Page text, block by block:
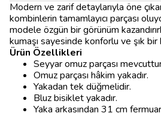
Modern ve zarif detaylarıyla öne
kombinlerin tamamlayıcı parçası
modele özgün bir görünüm
kumaşı sayesinde konforlu ve şık bir
Ürün Özellikleri
Seyyar omuz parçası
Omuz parçası hâkim yakadır.
Yakadan tek düğmelidir.
Bluz bisiklet yakadır.
Yaka arkasından 31 cm